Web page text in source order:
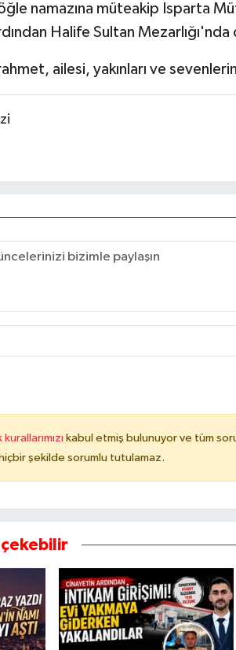
namazına müteakip Isparta
Halife Sultan
ailesi, yakınları ve
kabul etmiş bulunuyor ve tüm
şekilde sorumlu tutulamaz.
çekebilir